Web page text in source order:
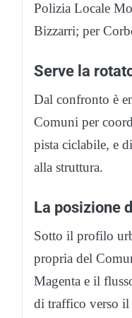
Polizia Locale
Bizzarri; per
Serve la
Dal confronto è
Comuni per
pista ciclabile, e
alla struttura.
La posizione
Sotto il profilo
propria del
Magenta e il
di traffico verso il